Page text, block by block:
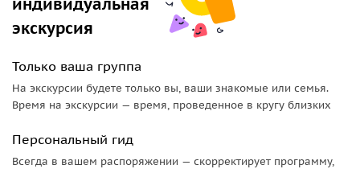
экскурсия
Только ваша группа
На экскурсии будете только вы, ваши знакомые или семья.
Время на экскурсии — время, проведенное в кругу близких
Персональный гид
Всегда в вашем распоряжении — скорректирует программу,